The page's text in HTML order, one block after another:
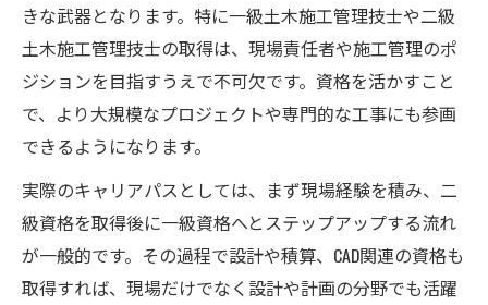
きな武器となります。特に一級土木施工管理技士や二級
土木施工管理技士の取得は、現場責任者や施工管理のポ
ジションを目指すうえで不可欠です。資格を活かすこと
で、より大規模なプロジェクトや専門的な工事にも参画
できるようになります。
実際のキャリアパスとしては、まず現場経験を積み、二
級資格を取得後に一級資格へとステップアップする流れ
が一般的です。その過程で設計や積算、CAD関連の資格も
取得すれば、現場だけでなく設計や計画の分野でも活躍